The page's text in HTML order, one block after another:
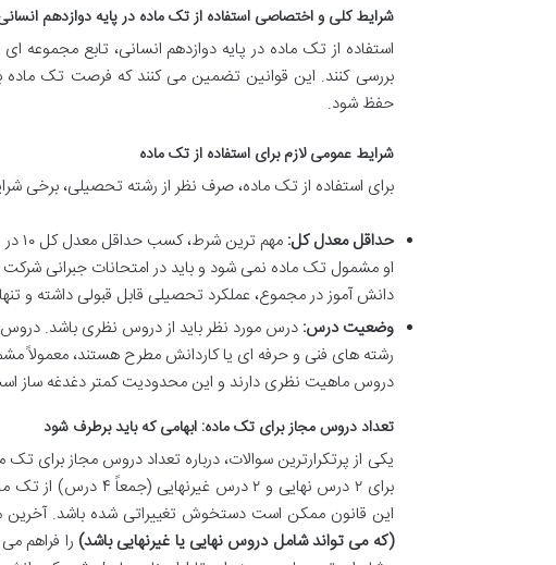
شرایط کلی و اختصاصی استفاده از تک ماده در پایه دوازدهم
استفاده از تک ماده در پایه دوازدهم انسانی، تابع
بررسی کنند. این قوانین تضمین می کنند که فرصت تک ماده
حفظ شود.
شرایط عمومی لازم برای استفاده از تک ماده
برای استفاده از تک ماده، صرف نظر از رشته تحصیلی، برخی
حداقل معدل کل:
او مشمول تک ماده نمی شود و باید در امتحانات جبرانی
دانش آموز در مجموع، عملکرد تحصیلی قابل قبولی داشته و
وضعیت درس: درس مورد نظر باید از دروس نظری باشد. دروس
رشته های فنی و حرفه ای یا کاردانش مطرح هستند، معمولاً
دروس ماهیت نظری دارند و این محدودیت کمتر دغدغه ساز
تعداد دروس مجاز برای تک ماده: ابهامی که باید برطرف شود
یکی از پرتکرارترین سوالات، درباره تعداد دروس مجاز برای
برای ۲ درس نهایی و ۲
این قانون ممکن است دستخوش تغییراتی شده باشد. آخرین
(که می تواند شامل دروس نهایی یا غیرنهایی باشد)را فراهم